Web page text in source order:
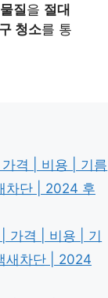
질을 절대
청소를 통
격 | 비용 | 기름
차단 | 2024 후
가격 | 비용 | 기
새차단 | 2024